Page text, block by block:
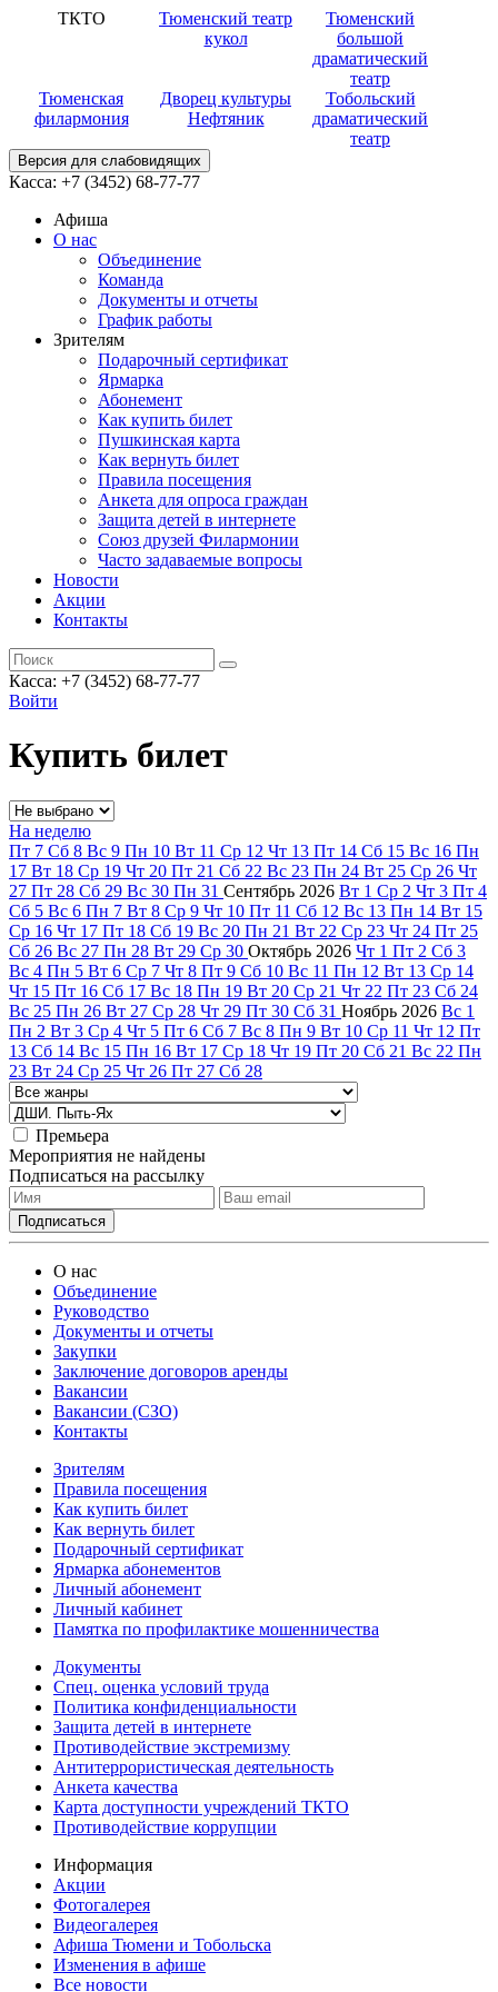
ТКТО
Тюменский театр
кукол
Тюменский
большой
драматический
театр
Тюменская
филармония
Дворец культуры
Нефтяник
Тобольский
драматический
театр
Версия для слабовидящих
Касса: +7 (3452) 68-77-77
Афиша
О нас
Объединение
Команда
Документы и отчеты
График работы
Зрителям
Подарочный сертификат
Ярмарка
Абонемент
Как купить билет
Пушкинская карта
Как вернуть билет
Правила посещения
Анкета для опроса граждан
Защита детей в интернете
Союз друзей Филармонии
Часто задаваемые вопросы
Новости
Акции
Контакты
Касса: +7 (3452) 68-77-77
Войти
Купить билет
На неделю
Пт 7 Сб 8 Вс 9 Пн 10 Вт 11 Ср 12 Чт 13 Пт 14 Сб 15 Вс 16 Пн
17 Вт 18 Ср 19 Чт 20 Пт 21 Сб 22 Вс 23 Пн 24 Вт 25 Ср 26 Чт
27 Пт 28 Сб 29 Вс 30 Пн 31 Сентябрь 2026 Вт 1 Ср 2 Чт 3 Пт 4
Сб 5 Вс 6 Пн 7 Вт 8 Ср 9 Чт 10 Пт 11 Сб 12 Вс 13 Пн 14 Вт 15
Ср 16 Чт 17 Пт 18 Сб 19 Вс 20 Пн 21 Вт 22 Ср 23 Чт 24 Пт 25
Сб 26 Вс 27 Пн 28 Вт 29 Ср 30 Октябрь 2026 Чт 1 Пт 2 Сб 3
Вс 4 Пн 5 Вт 6 Ср 7 Чт 8 Пт 9 Сб 10 Вс 11 Пн 12 Вт 13 Ср 14
Чт 15 Пт 16 Сб 17 Вс 18 Пн 19 Вт 20 Ср 21 Чт 22 Пт 23 Сб 24
Вс 25 Пн 26 Вт 27 Ср 28 Чт 29 Пт 30 Сб 31 Ноябрь 2026 Вс 1
Пн 2 Вт 3 Ср 4 Чт 5 Пт 6 Сб 7 Вс 8 Пн 9 Вт 10 Ср 11 Чт 12 Пт
13 Сб 14 Вс 15 Пн 16 Вт 17 Ср 18 Чт 19 Пт 20 Сб 21 Вс 22 Пн
23 Вт 24 Ср 25 Чт 26 Пт 27 Сб 28
Премьера
Мероприятия не найдены
Подписаться на рассылку
О нас
Объединение
Руководство
Документы и отчеты
Закупки
Заключение договоров аренды
Вакансии
Вакансии (СЗО)
Контакты
Зрителям
Правила посещения
Как купить билет
Как вернуть билет
Подарочный сертификат
Ярмарка абонементов
Личный абонемент
Личный кабинет
Памятка по профилактике мошенничества
Документы
Спец. оценка условий труда
Политика конфиденциальности
Защита детей в интернете
Противодействие экстремизму
Антитеррористическая деятельность
Анкета качества
Карта доступности учреждений ТКТО
Противодействие коррупции
Информация
Акции
Фотогалерея
Видеогалерея
Афиша Тюмени и Тобольска
Изменения в афише
Все новости